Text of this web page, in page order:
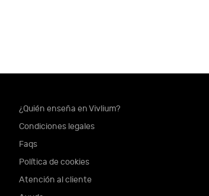
¿Quién enseña en Vivlium?
Condiciones legales
Faqs
Política de cookies
Atención al cliente